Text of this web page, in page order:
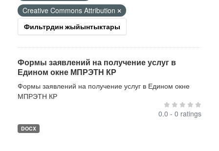
Creative Commons Attribution
Фильтрдин жыйынтыктары
Формы заявлений на получение услуг в
Едином окне МПРЭТН КР
Формы заявлений на получение услуг в Едином окне
МПРЭТН КР
0.0 - 0 ratings
DOCX